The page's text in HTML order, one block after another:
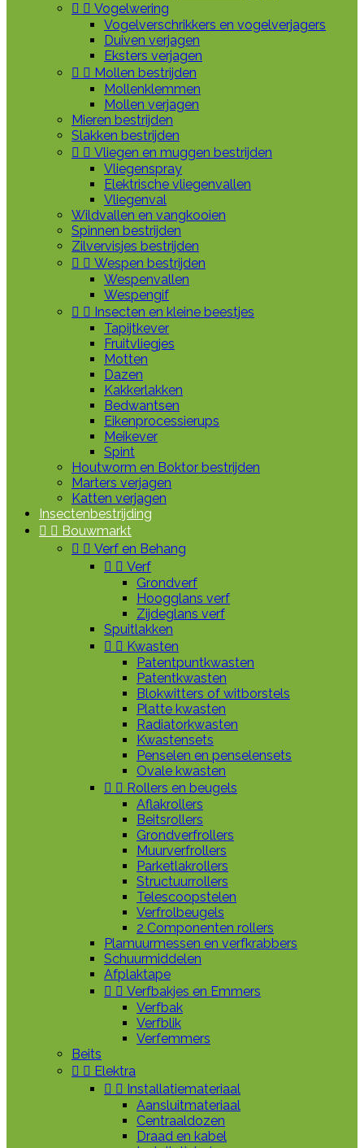
  Vogelwering
Vogelverschrikkers en vogelverjagers
Duiven verjagen
Eksters verjagen
  Mollen bestrijden
Mollenklemmen
Mollen verjagen
Mieren bestrijden
Slakken bestrijden
  Vliegen en muggen bestrijden
Vliegenspray
Elektrische vliegenvallen
Vliegenval
Wildvallen en vangkooien
Spinnen bestrijden
Zilvervisjes bestrijden
  Wespen bestrijden
Wespenvallen
Wespengif
  Insecten en kleine beestjes
Tapijtkever
Fruitvliegjes
Motten
Dazen
Kakkerlakken
Bedwantsen
Eikenprocessierups
Meikever
Spint
Houtworm en Boktor bestrijden
Marters verjagen
Katten verjagen
Insectenbestrijding
  Bouwmarkt
  Verf en Behang
  Verf
Grondverf
Hoogglans verf
Zijdeglans verf
Spuitlakken
  Kwasten
Patentpuntkwasten
Patentkwasten
Blokwitters of witborstels
Platte kwasten
Radiatorkwasten
Kwastensets
Penselen en penselensets
Ovale kwasten
  Rollers en beugels
Aflakrollers
Beitsrollers
Grondverfrollers
Muurverfrollers
Parketlakrollers
Structuurrollers
Telescoopstelen
Verfrolbeugels
2 Componenten rollers
Plamuurmessen en verfkrabbers
Schuurmiddelen
Afplaktape
  Verfbakjes en Emmers
Verfbak
Verfblik
Verfemmers
Beits
  Elektra
  Installatiemateriaal
Aansluitmateriaal
Centraaldozen
Draad en kabel